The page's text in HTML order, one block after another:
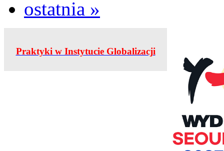
ostatnia »
Praktyki w Instytucie Globalizacji